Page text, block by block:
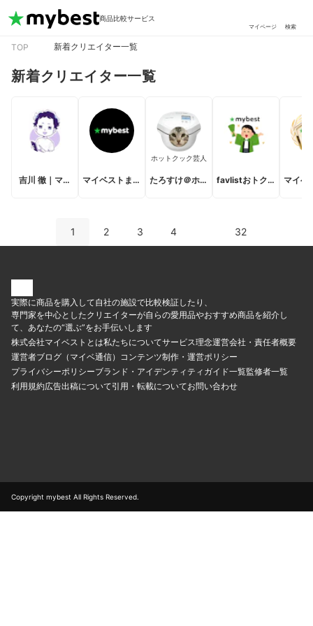
商品比較サービス
マイページ 検索
TOP 新着クリエイター一覧
新着クリエイター一覧
吉川 徹｜マイ
マイベストまと
ホットクック芸人
たろすけ＠ホッ
favlistおトク発
マイベ
1 2 3 4 32
実際に商品を購入して自社の施設で比較検証したり、
専門家を中心としたクリエイターが自らの愛用品やおすすめ商品を紹介し
て、あなたの“選ぶ”をお手伝いします
株式会社マイベストとは私たちについてサービス理念運営会社・責任者概要
運営者ブログ（マイベ通信） コンテンツ制作・運営ポリシー
プライバシーポリシーブランド・アイデンティティ ガイド一覧監修者一覧
利用規約広告出稿について引用・転載についてお問い合わせ
Copyright mybest All Rights Reserved.